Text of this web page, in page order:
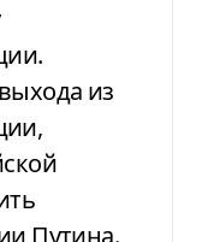
из
Путина.